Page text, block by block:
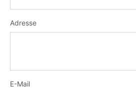
Adresse
E-Mail